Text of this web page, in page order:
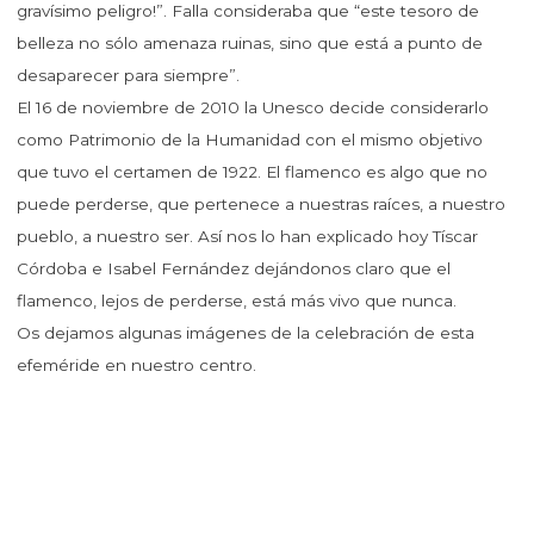
gravísimo peligro!”. Falla consideraba que “este tesoro de
belleza no sólo amenaza ruinas, sino que está a punto de
desaparecer para siempre”.
El 16 de noviembre de 2010 la Unesco decide considerarlo
como Patrimonio de la Humanidad con el mismo objetivo
que tuvo el certamen de 1922. El flamenco es algo que no
puede perderse, que pertenece a nuestras raíces, a nuestro
pueblo, a nuestro ser. Así nos lo han explicado hoy Tíscar
Córdoba e Isabel Fernández dejándonos claro que el
flamenco, lejos de perderse, está más vivo que nunca.
Os dejamos algunas imágenes de la celebración de esta
efeméride en nuestro centro.